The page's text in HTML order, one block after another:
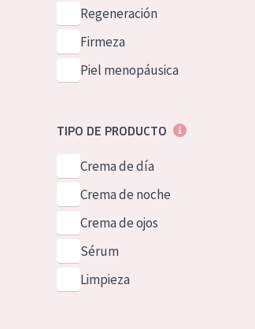
German
Spanish
Greek
Regeneración
Firmeza
Piel menopáusica
TIPO DE PRODUCTO
Crema de día
Crema de noche
Crema de ojos
Sérum
Limpieza